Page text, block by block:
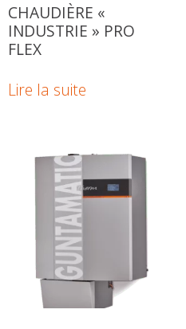
CHAUDIÈRE «
INDUSTRIE » PRO
FLEX
Lire la suite